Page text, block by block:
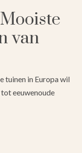
van
tuinen in Europa wil
tot eeuwenoude